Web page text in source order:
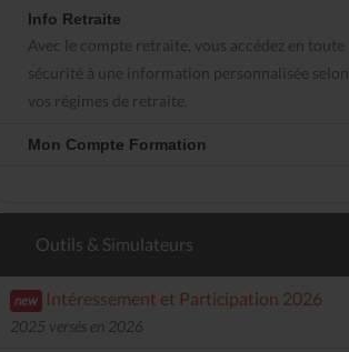
Info Retraite
Avec le compte retraite, vous accédez en toute
sécurité à une information personnalisée selon
vos régimes de retraite.
Mon Compte Formation
Outils & Simulateurs
new Intéressement et Participation 2026
2025 versés en 2026